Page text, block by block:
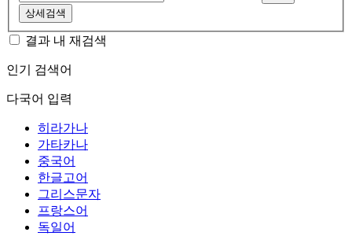
상세검색
결과 내 재검색
인기 검색어
다국어 입력
히라가나
가타카나
중국어
한글고어
그리스문자
프랑스어
독일어